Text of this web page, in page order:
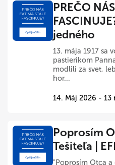
PREČO
jedného
13. mája 1917 sa
pastierikom
modlili za svet,
hor...
14. Máj 2026 - 13
Poprosím
Tešiteľa |
"Poprosím Otca a